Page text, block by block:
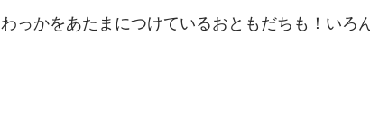
わっかをあたまにつけているおともだちも！い